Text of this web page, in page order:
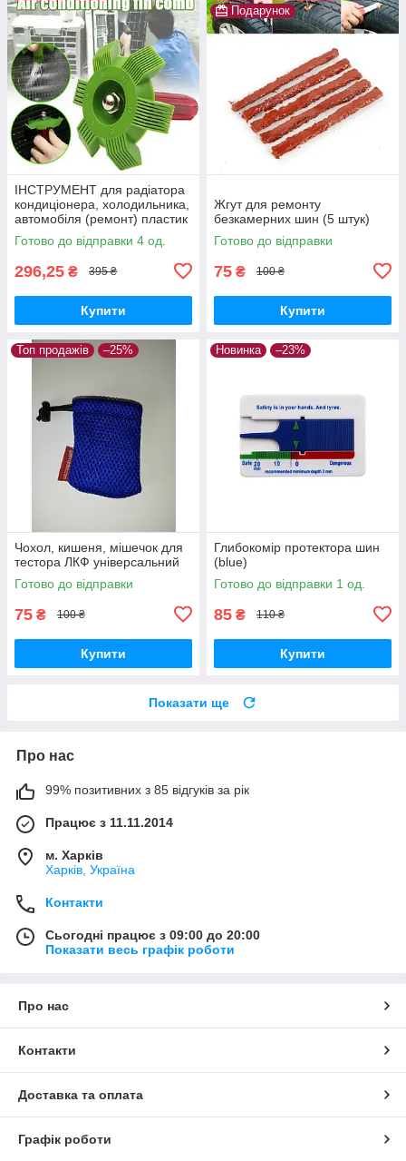
ІНСТРУМЕНТ для радіатора
кондиціонера, холодильника,
автомобіля (ремонт) пластик
Готово до відправки 4 од.
296,25 ₴ 395 ₴
Купити
Подарунок
Жгут для ремонту
безкамерних шин (5 штук)
Готово до відправки
75 ₴ 100 ₴
Купити
Топ продажів –25%
Чохол, кишеня, мішечок для
тестора ЛКФ універсальний
Готово до відправки
75 ₴ 100 ₴
Купити
Новинка –23%
Глибокомір протектора шин
(blue)
Готово до відправки 1 од.
85 ₴ 110 ₴
Купити
Показати ще
Про нас
99% позитивних з 85 відгуків за рік
Працює з 11.11.2014
м. Харків
Харків, Україна
Контакти
Сьогодні працює з 09:00 до 20:00
Показати весь графік роботи
Про нас
Контакти
Доставка та оплата
Графік роботи